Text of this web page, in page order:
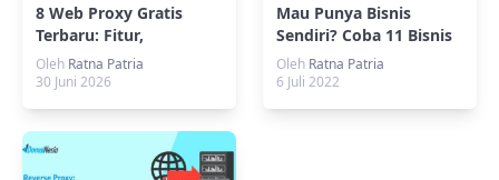
8 Web Proxy Gratis
Terbaru: Fitur,
Kelebihan, dan
Batasannya
Oleh Ratna Patria
30 Juni 2026
Mau Punya Bisnis
Sendiri? Coba 11 Bisnis
Online Tanpa Modal!
Oleh Ratna Patria
6 Juli 2022